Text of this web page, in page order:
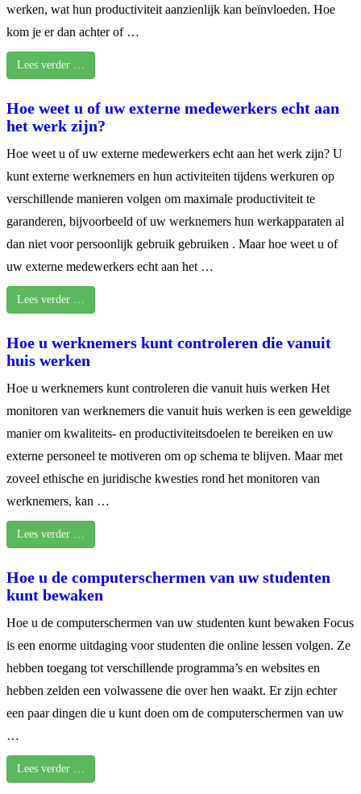
werken, wat hun productiviteit aanzienlijk kan beïnvloeden. Hoe
kom je er dan achter of …
Lees verder …
Hoe weet u of uw externe medewerkers echt aan
het werk zijn?
Hoe weet u of uw externe medewerkers echt aan het werk zijn? U
kunt externe werknemers en hun activiteiten tijdens werkuren op
verschillende manieren volgen om maximale productiviteit te
garanderen, bijvoorbeeld of uw werknemers hun werkapparaten al
dan niet voor persoonlijk gebruik gebruiken . Maar hoe weet u of
uw externe medewerkers echt aan het …
Lees verder …
Hoe u werknemers kunt controleren die vanuit
huis werken
Hoe u werknemers kunt controleren die vanuit huis werken Het
monitoren van werknemers die vanuit huis werken is een geweldige
manier om kwaliteits- en productiviteitsdoelen te bereiken en uw
externe personeel te motiveren om op schema te blijven. Maar met
zoveel ethische en juridische kwesties rond het monitoren van
werknemers, kan …
Lees verder …
Hoe u de computerschermen van uw studenten
kunt bewaken
Hoe u de computerschermen van uw studenten kunt bewaken Focus
is een enorme uitdaging voor studenten die online lessen volgen. Ze
hebben toegang tot verschillende programma’s en websites en
hebben zelden een volwassene die over hen waakt. Er zijn echter
een paar dingen die u kunt doen om de computerschermen van uw
…
Lees verder …